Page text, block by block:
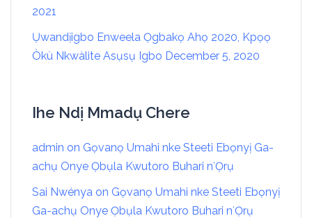
2021
Ụwandịigbo Enweela Ọgbakọ Ahọ 2020, Kpọọ
Òkù Nkwàlite Asụsụ Igbo December 5, 2020
Ihe Ndị Mmadụ Chere
admin on Gọvanọ Umahi nke Steeti Ebọnyị Ga-
achụ Onye Ọbụla Kwutoro Buhari nʻỌrụ
Sai Nwénya on Gọvanọ Umahi nke Steeti Ebọnyị
Ga-achụ Onye Ọbụla Kwutoro Buhari nʻỌrụ